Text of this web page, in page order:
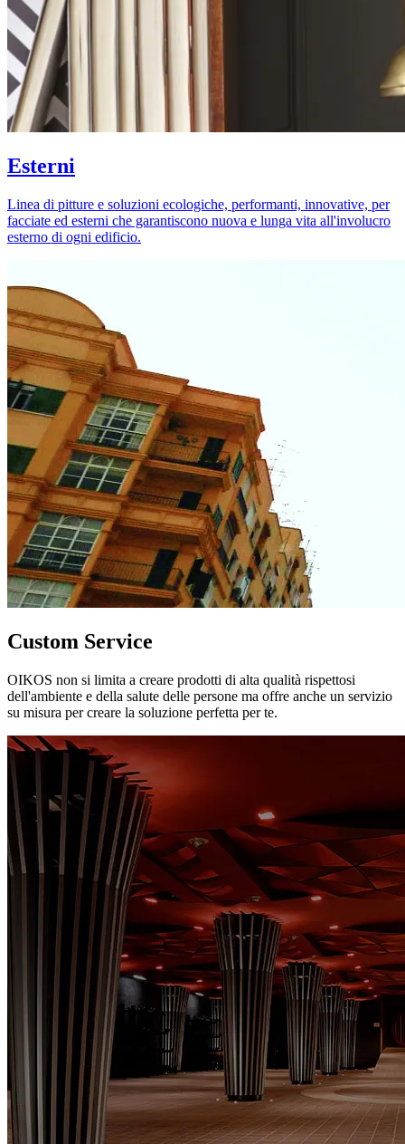
Esterni
Linea di pitture e soluzioni ecologiche, performanti, innovative, per
facciate ed esterni che garantiscono nuova e lunga vita all'involucro
esterno di ogni edificio.
Custom Service
OIKOS non si limita a creare prodotti di alta qualità rispettosi
dell'ambiente e della salute delle persone ma offre anche un servizio
su misura per creare la soluzione perfetta per te.